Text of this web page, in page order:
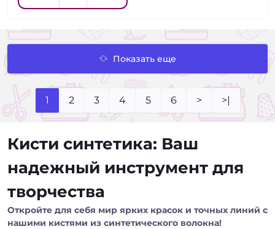
Показать еще
1 2 3 4 5 6 > >|
Кисти синтетика: Ваш
надежный инструмент для
творчества
Откройте для себя мир ярких красок и точных линий с
нашими кистями из синтетического волокна!